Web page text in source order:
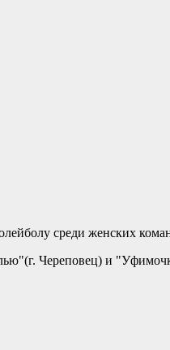
среди женских
Череповец) и